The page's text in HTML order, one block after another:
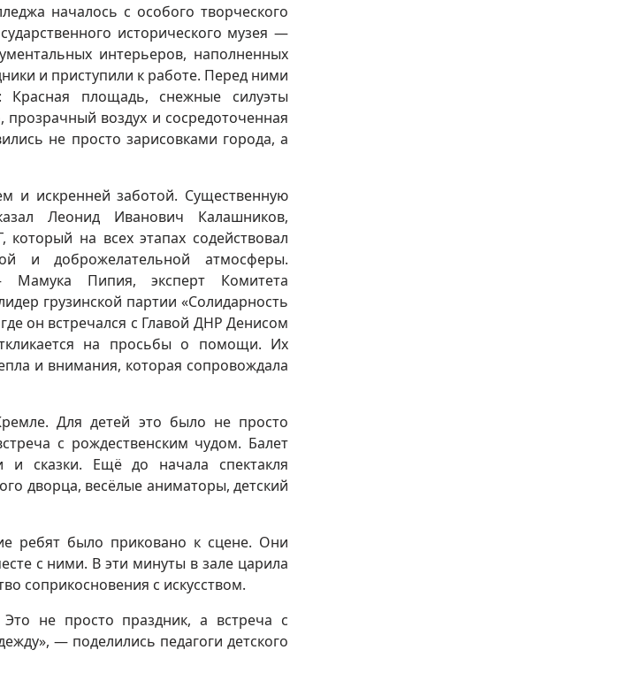
началось с особого творческого
исторического музея —
интерьеров, наполненных
и приступили к работе. Перед ними
площадь, снежные силуэты
воздух и сосредоточенная
не просто зарисовками города, а
и искренней заботой. Существенную
Леонид Иванович Калашников,
на всех этапах содействовал
и доброжелательной атмосферы.
Пипия, эксперт Комитета
грузинской партии «Солидарность
он встречался с Главой ДНР Денисом
на просьбы о помощи. Их
и внимания, которая сопровождала
Для детей это было не просто
с рождественским чудом. Балет
сказки. Ещё до начала спектакля
дворца, весёлые аниматоры, детский
ребят было приковано к сцене. Они
с ними. В эти минуты в зале царила
соприкосновения с искусством.
не просто праздник, а встреча с
— поделились педагоги детского